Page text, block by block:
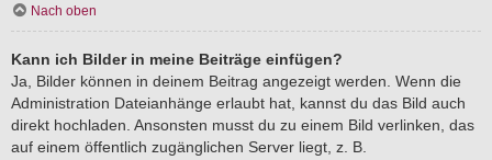
Nach oben
Kann ich Bilder in meine Beiträge einfügen?
Ja, Bilder können in deinem Beitrag angezeigt werden. Wenn die
Administration Dateianhänge erlaubt hat, kannst du das Bild auch
direkt hochladen. Ansonsten musst du zu einem Bild verlinken, das
auf einem öffentlich zugänglichen Server liegt, z. B.